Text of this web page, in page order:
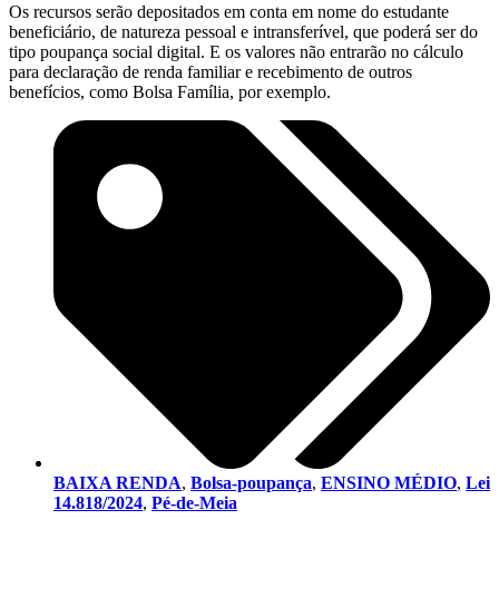
Os recursos serão depositados em conta em nome do estudante
beneficiário, de natureza pessoal e intransferível, que poderá ser do
tipo poupança social digital. E os valores não entrarão no cálculo
para declaração de renda familiar e recebimento de outros
benefícios, como Bolsa Família, por exemplo.
BAIXA RENDA, Bolsa-poupança, ENSINO MÉDIO, Lei
14.818/2024, Pé-de-Meia